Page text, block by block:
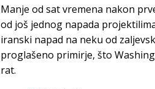
Manje od sat vremena nakon
od još jednog napada
iranski napad na neku od
proglašeno primirje, što
rat.